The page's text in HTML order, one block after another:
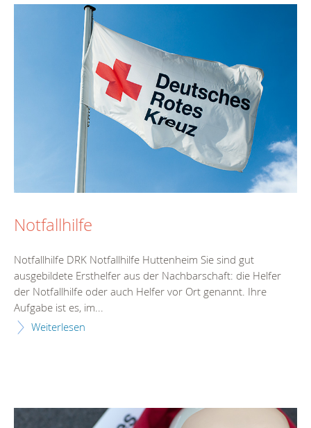
Notfallhilfe
Notfallhilfe DRK Notfallhilfe Huttenheim Sie sind gut
ausgebildete Ersthelfer aus der Nachbarschaft: die Helfer
der Notfallhilfe oder auch Helfer vor Ort genannt. Ihre
Aufgabe ist es, im...
Weiterlesen